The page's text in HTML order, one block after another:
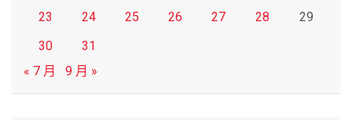
23
24 25 26 27 28
29
30
31
« 7 月
9 月 »